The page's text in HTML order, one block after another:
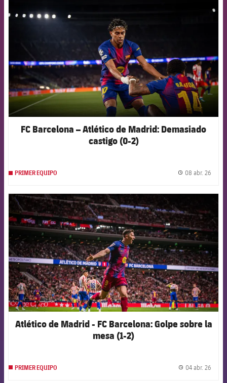
FC Barcelona – Atlético de Madrid: Demasiado
castigo (0-2)
PRIMER EQUIPO 08 abr. 26
FCB Barcelona badge
Atlético de Madrid - FC Barcelona: Golpe sobre la
mesa (1-2)
PRIMER EQUIPO 04 abr. 26